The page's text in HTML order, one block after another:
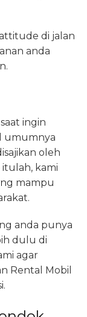
di jalan
anda
ingin
umumnya
oleh
itulah, kami
mampu
anda punya
dulu di
agar
Rental Mobil